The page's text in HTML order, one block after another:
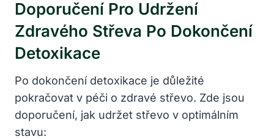
Doporučení Pro Udržení
Zdravého Střeva Po Dokončení
Detoxikace
Po dokončení detoxikace je důležité
pokračovat v péči o zdravé střevo. Zde jsou
doporučení, jak udržet střevo v optimálním
stavu: